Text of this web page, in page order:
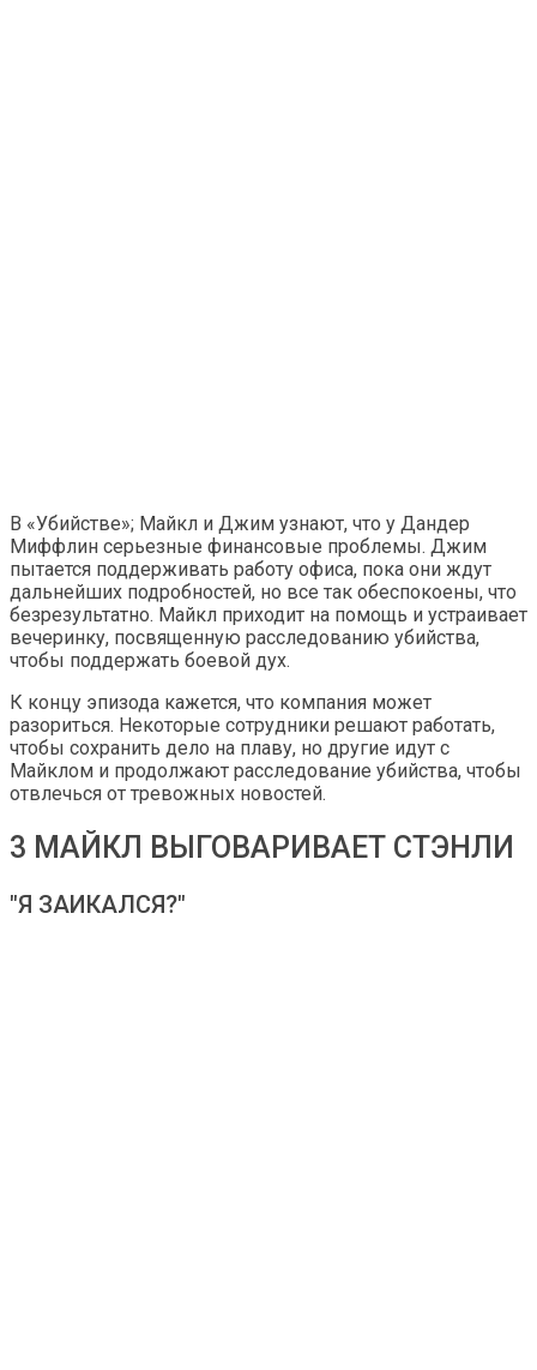
В «Убийстве»; Майкл и Джим узнают, что у Дандер
Миффлин серьезные финансовые проблемы. Джим
пытается поддерживать работу офиса, пока они ждут
дальнейших подробностей, но все так обеспокоены, что
безрезультатно. Майкл приходит на помощь и устраивает
вечеринку, посвященную расследованию убийства,
чтобы поддержать боевой дух.
К концу эпизода кажется, что компания может
разориться. Некоторые сотрудники решают работать,
чтобы сохранить дело на плаву, но другие идут с
Майклом и продолжают расследование убийства, чтобы
отвлечься от тревожных новостей.
3 МАЙКЛ ВЫГОВАРИВАЕТ СТЭНЛИ
"Я ЗАИКАЛСЯ?"